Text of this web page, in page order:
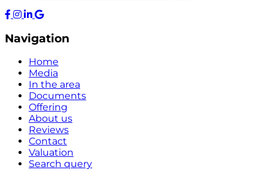
Navigation
Home
Media
In the area
Documents
Offering
About us
Reviews
Contact
Valuation
Search query